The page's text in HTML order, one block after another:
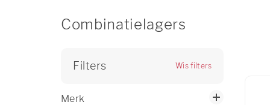
Combinatielagers
Filters Wis filters
Merk